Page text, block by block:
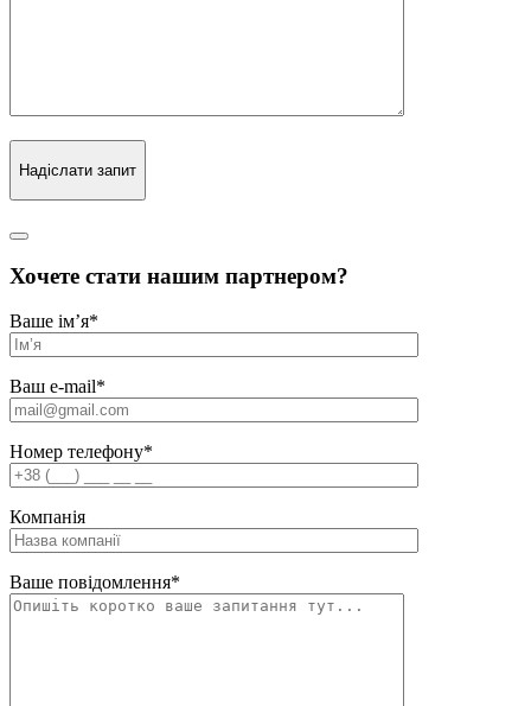
Надіслати запит
Хочете стати нашим партнером?
Ваше ім’я*
Ваш e-mail*
Номер телефону*
Компанія
Ваше повідомлення*